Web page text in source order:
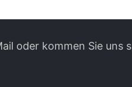
oder kommen Sie uns